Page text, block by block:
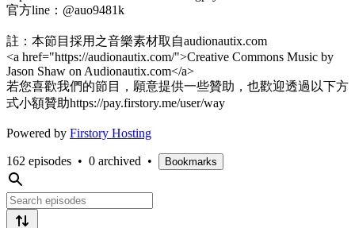
官方line：@auo9481k
註：本節目採用之音樂素材取自audionautix.com
<a href="https://audionautix.com/">Creative Commons Music by
Jason Shaw on Audionautix.com</a>
若您喜歡我們的節目，願意提供一些贊助，也歡迎透過以下方
式小額贊助https://pay.firstory.me/user/way
Powered by Firstory Hosting
162 episodes • 0 archived • Bookmarks